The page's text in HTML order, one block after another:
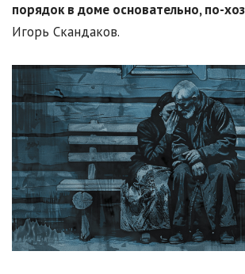
порядок в доме основательно, по-
Игорь Скандаков.